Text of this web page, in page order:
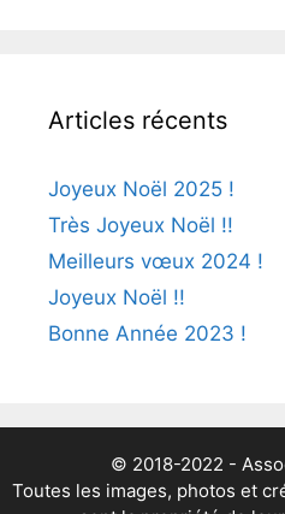
Articles récents
Joyeux Noël 2025 !
Très Joyeux Noël !!
Meilleurs vœux 2024 !
Joyeux Noël !!
Bonne Année 2023 !
© 2018-2022 -
Toutes les images, photos et